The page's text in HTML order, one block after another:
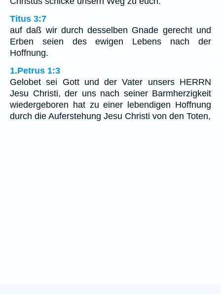
Titus 3:7
auf daß wir durch desselben Gnade gerecht und
Erben seien des ewigen Lebens nach der
Hoffnung.
1.Petrus 1:3
Gelobet sei Gott und der Vater unsers HERRN
Jesu Christi, der uns nach seiner Barmherzigkeit
wiedergeboren hat zu einer lebendigen Hoffnung
durch die Auferstehung Jesu Christi von den Toten,